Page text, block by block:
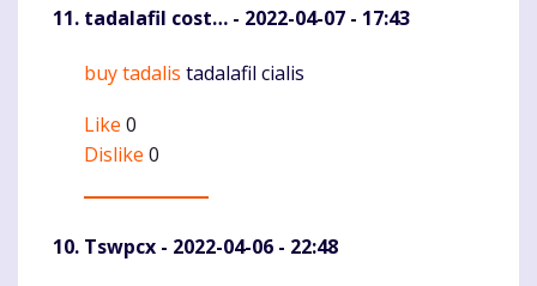
tadalafil cost… - 2022-04-07 - 17:43
Komentaras
buy tadalis tadalafil cialis
Like 0
Dislike 0
Tswpcx - 2022-04-06 - 22:48